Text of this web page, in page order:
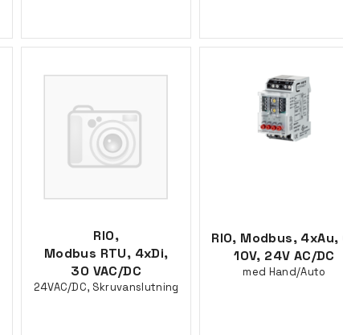
RIO,
Modbus RTU, 4xDi,
30 VAC/DC
24VAC/DC, Skruvanslutning
RIO, Modbus, 4xAu,
10V, 24V AC/DC
med Hand/Auto